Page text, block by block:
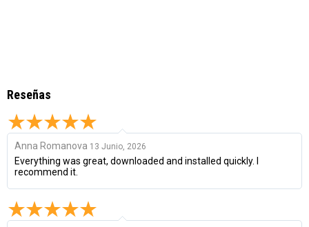
Reseñas
Anna Romanova 13 Junio, 2026
Everything was great, downloaded and installed quickly. I
recommend it.